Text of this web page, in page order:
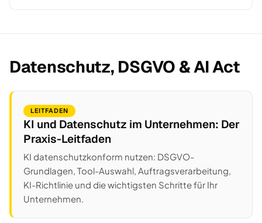
Datenschutz, DSGVO & AI Act
LEITFADEN
KI und Datenschutz im Unternehmen: Der
Praxis-Leitfaden
KI datenschutzkonform nutzen: DSGVO-
Grundlagen, Tool-Auswahl, Auftragsverarbeitung,
KI-Richtlinie und die wichtigsten Schritte für Ihr
Unternehmen.